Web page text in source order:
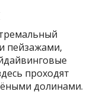
пейзажами,
проходят
долинами.